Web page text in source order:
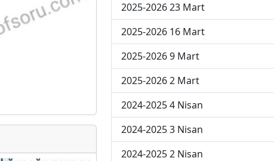
2025-2026 23 Mart
2025-2026 16 Mart
2025-2026 9 Mart
2025-2026 2 Mart
2024-2025 4 Nisan
2024-2025 3 Nisan
2024-2025 2 Nisan